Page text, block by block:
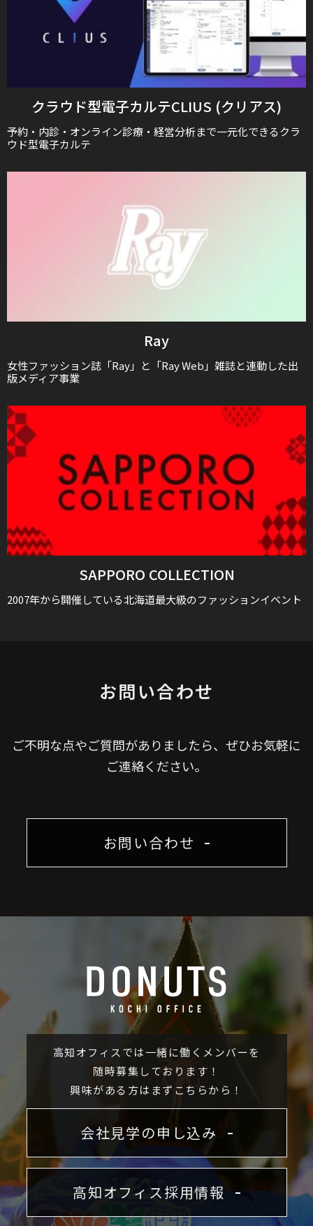
クラウド型電子カルテCLIUS (クリアス)
予約・内診・オンライン診療・経営分析まで一元化できるクラ
ウド型電子カルテ
Ray
女性ファッション誌「Ray」と「Ray Web」雑誌と連動した出
版メディア事業
SAPPORO COLLECTION
2007年から開催している北海道最大級のファッションイベント
お問い合わせ
ご不明な点やご質問がありましたら、ぜひお気軽に
ご連絡ください。
お問い合わせ
高知オフィスでは一緒に働くメンバーを
随時募集しております！
興味がある方はまずこちらから！
会社見学の申し込み
高知オフィス採用情報